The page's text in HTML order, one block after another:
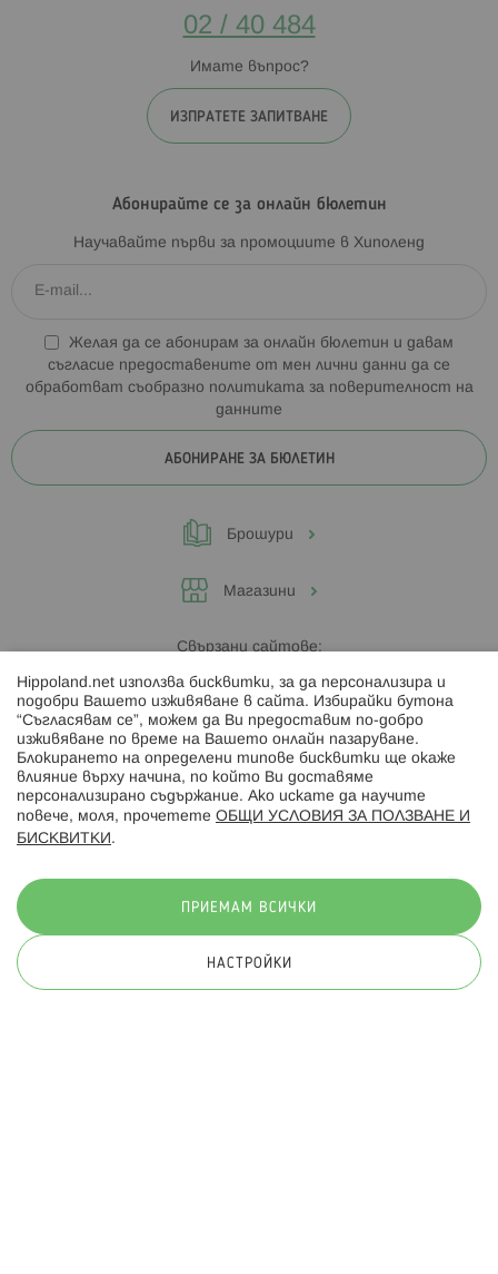
02 / 40 484
Имате въпрос?
ИЗПРАТЕТЕ ЗАПИТВАНЕ
Абонирайте се за онлайн бюлетин
Научавайте първи за промоциите в Хиполенд
Желая да се абонирам за онлайн бюлетин и давам
съгласие предоставените от мен лични данни да се
обработват съобразно политиката за поверителност на
данните
АБОНИРАНЕ ЗА БЮЛЕТИН
Брошури
Магазини
Свързани сайтове:
Hippoland.ro
Последвайте ни:
© 2026 Hippoland.net. Всички права запазени
Hippoland.net използва бисквитки, за да персонализира и
подобри Вашето изживяване в сайта. Избирайки бутона
“Съгласявам се”, можем да Ви предоставим по-добро
изживяване по време на Вашето онлайн пазаруване.
Блокирането на определени типове бисквитки ще окаже
влияние върху начина, по който Ви доставяме
персонализирано съдържание. Ако искате да научите
повече, моля, прочетете ОБЩИ УСЛОВИЯ ЗА ПОЛЗВАНЕ И
БИСКВИТКИ .
ПРИЕМАМ ВСИЧКИ
НАСТРОЙКИ